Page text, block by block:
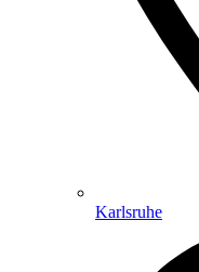
Karlsruhe